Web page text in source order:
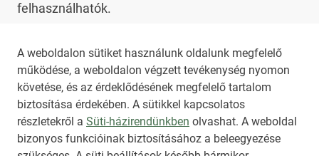
A weboldalon sütiket használunk oldalunk megfelelő
működése, a weboldalon végzett tevékenység nyomon
követése, és az érdeklődésének megfelelő tartalom
biztosítása érdekében. A sütikkel kapcsolatos
részletekről a Süti-házirendünkben olvashat. A weboldal
bizonyos funkcióinak biztosításához a beleegyezése
felhasználhatók.
Az NKT szolgáltatással kapcsolatban további
információt az nkt@dunamsz.hu elektronikus
levelező címen kaphat.
HIRADO.HU MEDIAKLIKK.HU